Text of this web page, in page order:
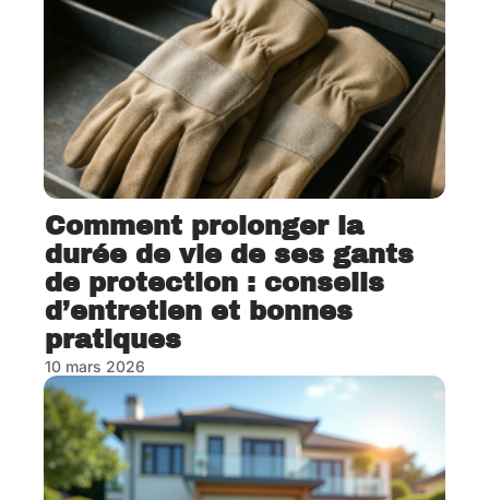
Comment prolonger la
durée de vie de ses gants
de protection : conseils
d’entretien et bonnes
pratiques
10 mars 2026